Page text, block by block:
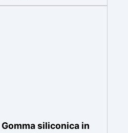
di fusione, sapone e
e durevole: Consente oltre
Gomma siliconica in